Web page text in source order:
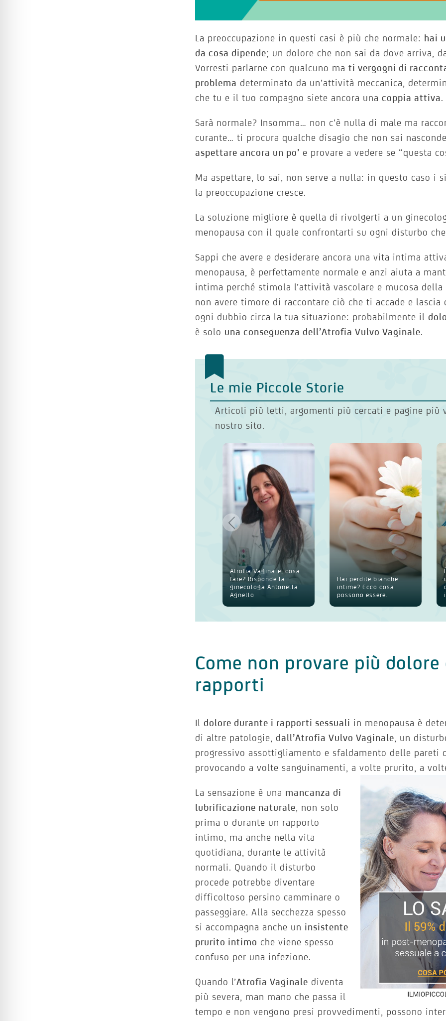
La preoccupazione in questi casi è più che normale: hai
da cosa dipende; un dolore che non sai da dove arriva,
Vorresti parlarne con qualcuno mati vergogni di
problema determinato da un’attività meccanica,
che tu e il tuo compagno siete ancora unacoppia attiva.
Sarà normale? Insomma… non c’è nulla di male ma
curante… ti procura qualche disagio che non sai
aspettare ancora un po’ e provare a vedere se “questa
Ma aspettare, lo sai, non serve a nulla: in questo caso i
la preoccupazione cresce.
La soluzione migliore è quella di rivolgerti a un
menopausa con il quale confrontarti su ogni disturbo
Sappi che avere e desiderare ancora una vita intima
menopausa, è perfettamente normale e anzi aiuta a
intima perché stimola l’attività vascolare e mucosa della
non avere timore di raccontare ciò che ti accade e
ogni dubbio circa la tua situazione: probabilmente il
è solo una conseguenza dell’Atrofia Vulvo Vaginale.
Le mie Piccole Storie
Articoli più letti, argomenti più cercati e pagine più
nostro sito.
Atrofia Vaginale, cosa
fare? Risponde la
ginecologa Antonella
Agnello
Hai perdite bianche
intime? Ecco cosa
possono essere.
Come non provare più
rapporti
Ildolore durante i rapporti sessuali in menopausa è
di altre patologie,dall’Atrofia Vulvo Vaginale , un
progressivo assottigliamento e sfaldamento delle pareti
provocando a volte sanguinamenti, a volte prurito, a
La sensazione è una mancanza di
lubrificazione naturale , non solo
prima o durante un rapporto
intimo, ma anche nella vita
quotidiana, durante le attività
normali. Quando il disturbo
procede potrebbe diventare
difficoltoso persino camminare o
passeggiare. Alla secchezza spesso
si accompagna anche un insistente
prurito intimo che viene spesso
confuso per una infezione.
Quando l’Atrofia Vaginale diventa
più severa, man mano che passa il
tempo e non vengono presi provvedimenti, possono